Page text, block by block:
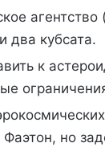
два кубсата.
к
Фаэтон, но